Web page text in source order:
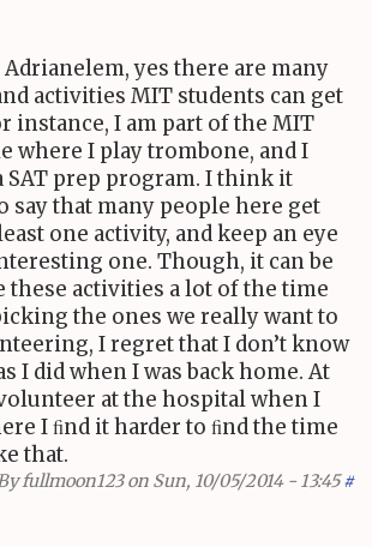
yes there are many
activities MIT students can get
instance, I am part of the MIT
where I play trombone, and I
SAT prep program. I think it
say that many people here get
one activity, and keep an eye
one. Though, it can be
these activities a lot of the time
the ones we really want to
I regret that I don’t know
I did when I was back home. At
at the hospital when I
I ﬁnd it harder to ﬁnd the time
that.
fullmoon123on Sun, 10/05/2014 - 13:45 #